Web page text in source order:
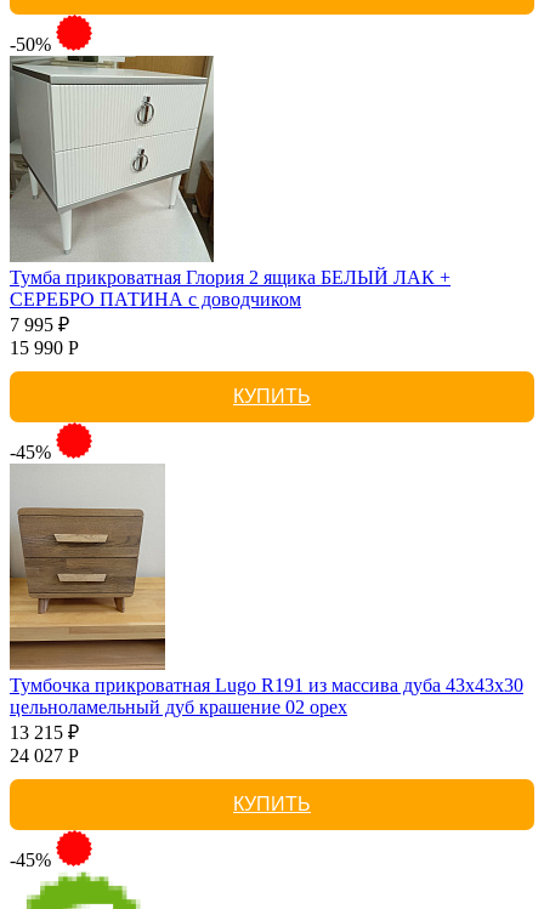
-50%
Тумба прикроватная Глория 2 ящика БЕЛЫЙ ЛАК +
СЕРЕБРО ПАТИНА с доводчиком
7 995 ₽
15 990 Р
КУПИТЬ
-45%
Тумбочка прикроватная Lugo R191 из массива дуба 43х43х30
цельноламельный дуб крашение 02 орех
13 215 ₽
24 027 Р
КУПИТЬ
-45%